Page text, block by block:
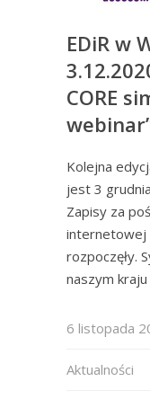
EDiR w
CORE
Kolejna
jest 3
Zapisy za
internetowej
rozpoczęły.
naszym
6 listopada
Aktualności